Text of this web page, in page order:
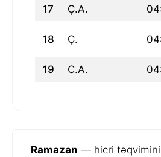
17 Ç.A.
18 Ç.
19 C.A.
Ramazan — hicri